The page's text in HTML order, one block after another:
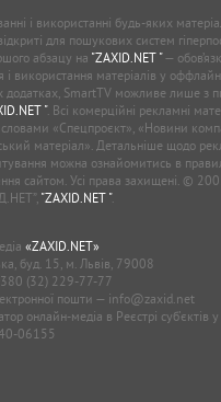
і використанні будь-яких
для пошукових систем
абзацу на "ZAXID.NET "—
і використання матеріалів у
додатках, SmartTV можливе лише з
". Всі комерційні рекламні
словами «Спецпроєкт», «Новини
матеріал». Детальніше щодо
можна ознайомитись в
сайтом. Усі права захищені. ©
"ZAXID.NET ".
«ZAXID.NET»
буд. 15, м. Львів, 79008
(32) 229-77-77
пошти — info@zaxid.net
онлайн-медіа в Реєстрі суб'єктів у
06155